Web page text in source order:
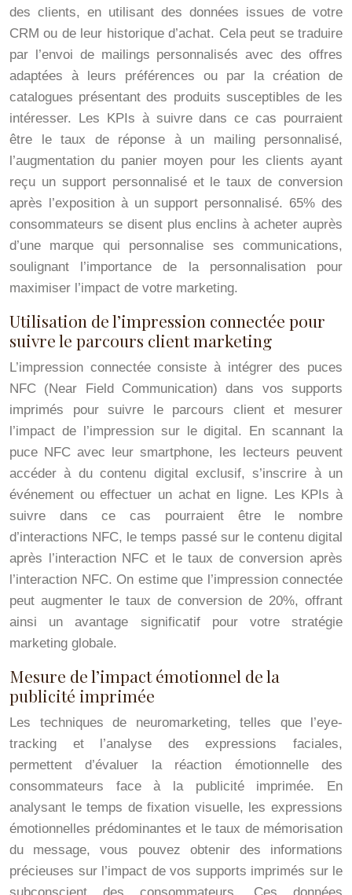
des clients, en utilisant des données issues de votre
CRM ou de leur historique d’achat. Cela peut se traduire
par l’envoi de mailings personnalisés avec des offres
adaptées à leurs préférences ou par la création de
catalogues présentant des produits susceptibles de les
intéresser. Les KPIs à suivre dans ce cas pourraient
être le taux de réponse à un mailing personnalisé,
l’augmentation du panier moyen pour les clients ayant
reçu un support personnalisé et le taux de conversion
après l’exposition à un support personnalisé. 65% des
consommateurs se disent plus enclins à acheter auprès
d’une marque qui personnalise ses communications,
soulignant l’importance de la personnalisation pour
maximiser l’impact de votre marketing.
Utilisation de l’impression connectée pour
suivre le parcours client marketing
L’impression connectée consiste à intégrer des puces
NFC (Near Field Communication) dans vos supports
imprimés pour suivre le parcours client et mesurer
l’impact de l’impression sur le digital. En scannant la
puce NFC avec leur smartphone, les lecteurs peuvent
accéder à du contenu digital exclusif, s’inscrire à un
événement ou effectuer un achat en ligne. Les KPIs à
suivre dans ce cas pourraient être le nombre
d’interactions NFC, le temps passé sur le contenu digital
après l’interaction NFC et le taux de conversion après
l’interaction NFC. On estime que l’impression connectée
peut augmenter le taux de conversion de 20%, offrant
ainsi un avantage significatif pour votre stratégie
marketing globale.
Mesure de l’impact émotionnel de la
publicité imprimée
Les techniques de neuromarketing, telles que l’eye-
tracking et l’analyse des expressions faciales,
permettent d’évaluer la réaction émotionnelle des
consommateurs face à la publicité imprimée. En
analysant le temps de fixation visuelle, les expressions
émotionnelles prédominantes et le taux de mémorisation
du message, vous pouvez obtenir des informations
précieuses sur l’impact de vos supports imprimés sur le